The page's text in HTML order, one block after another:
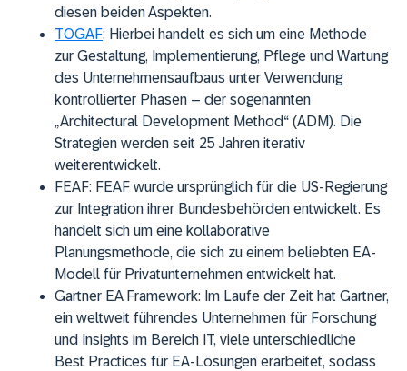
diesen beiden Aspekten.
TOGAF: Hierbei handelt es sich um eine Methode
zur Gestaltung, Implementierung, Pflege und Wartung
des Unternehmensaufbaus unter Verwendung
kontrollierter Phasen – der sogenannten
„Architectural Development Method“ (ADM). Die
Strategien werden seit 25 Jahren iterativ
weiterentwickelt.
FEAF: FEAF wurde ursprünglich für die US-Regierung
zur Integration ihrer Bundesbehörden entwickelt. Es
handelt sich um eine kollaborative
Planungsmethode, die sich zu einem beliebten EA-
Modell für Privatunternehmen entwickelt hat.
Gartner EA Framework: Im Laufe der Zeit hat Gartner,
ein weltweit führendes Unternehmen für Forschung
und Insights im Bereich IT, viele unterschiedliche
Best Practices für EA-Lösungen erarbeitet, sodass